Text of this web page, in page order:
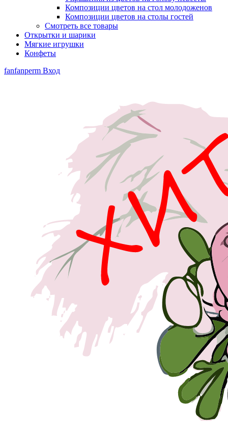
Композиции цветов на стол молодоженов
Композиции цветов на столы гостей
Смотреть все товары
Открытки и шарики
Мягкие игрушки
Конфеты
fanfanperm Вход